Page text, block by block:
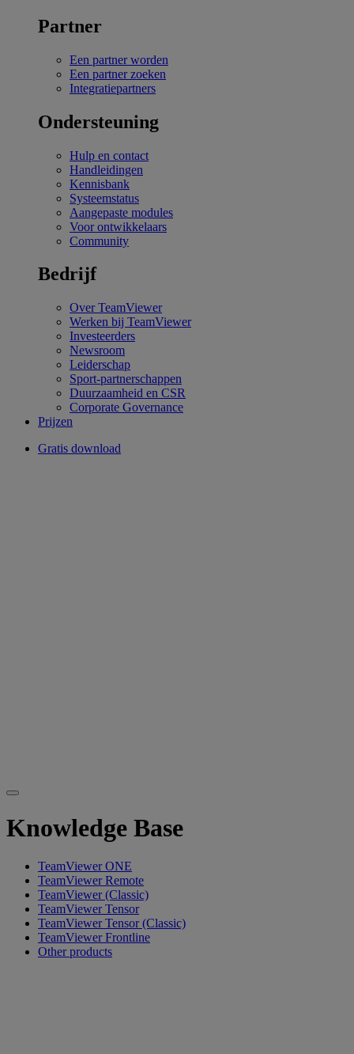
Partner
Een partner worden
Een partner zoeken
Integratiepartners
Ondersteuning
Hulp en contact
Handleidingen
Kennisbank
Systeemstatus
Aangepaste modules
Voor ontwikkelaars
Community
Bedrijf
Over TeamViewer
Werken bij TeamViewer
Investeerders
Newsroom
Leiderschap
Sport-partnerschappen
Duurzaamheid en CSR
Corporate Governance
Prijzen
Gratis download
Knowledge Base
TeamViewer ONE
TeamViewer Remote
TeamViewer (Classic)
TeamViewer Tensor
TeamViewer Tensor (Classic)
TeamViewer Frontline
Other products